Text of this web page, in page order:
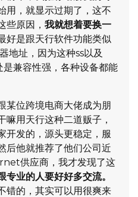
用，就显示过期了，这不
些原因， 我就想着要换一
好是跟天行软件功能类似
地址，因为这种ss以及
兼容性强，各种设备都能
某位跨境电商大佬成为朋
嘛用天行这种二道贩子，
开发的，源头更稳定，服
后他就推荐了他们公司近
供应商，我才发现了这
专业的人要好好多交流。
错的，其实可以用很爽来